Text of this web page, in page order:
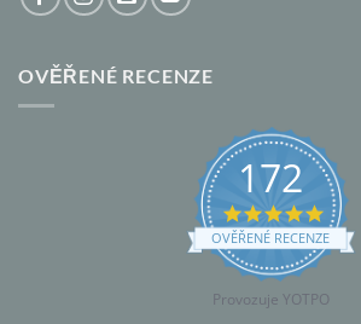
OVĚŘENÉ RECENZE
172
5.0
star
rating
OVĚŘENÉ RECENZE
Provozuje YOTPO